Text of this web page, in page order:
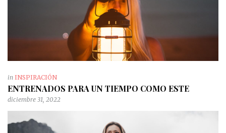
in INSPIRACIÓN
ENTRENADOS PARA UN TIEMPO COMO ESTE
diciembre 31, 2022